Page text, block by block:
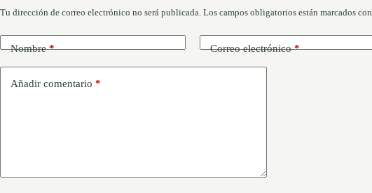
Tu dirección de correo electrónico no será publicada. Los campos obligatorios están marcados con
Nombre* Correo electrónico*
Añadir comentario *